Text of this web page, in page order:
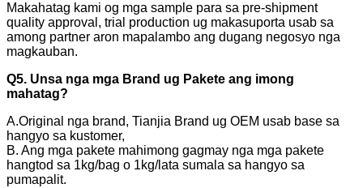
Makahatag kami og mga sample para sa pre-shipment
quality approval, trial production ug makasuporta usab sa
among partner aron mapalambo ang dugang negosyo nga
magkauban.
Q5. Unsa nga mga Brand ug Pakete ang imong
mahatag?
A.Original nga brand, Tianjia Brand ug OEM usab base sa
hangyo sa kustomer,
B. Ang mga pakete mahimong gagmay nga mga pakete
hangtod sa 1kg/bag o 1kg/lata sumala sa hangyo sa
pumapalit.